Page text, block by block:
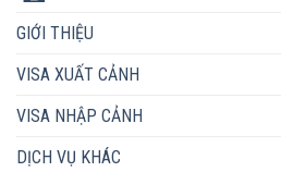
GIỚI THIỆU
VISA XUẤT CẢNH
VISA NHẬP CẢNH
DỊCH VỤ KHÁC